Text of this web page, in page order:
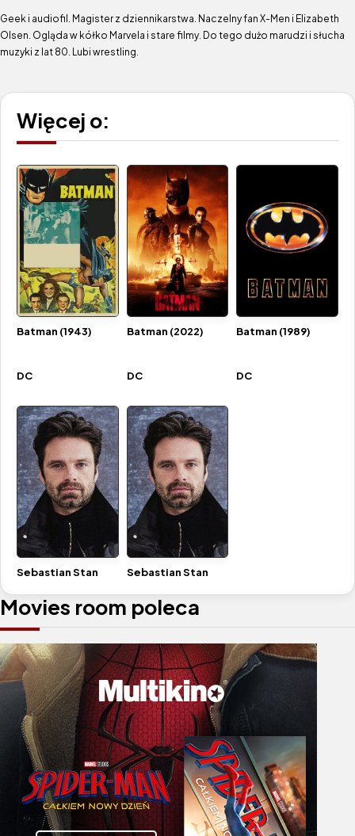
Geek i audiofil. Magister z dziennikarstwa. Naczelny fan X-Men i Elizabeth
Olsen. Ogląda w kółko Marvela i stare filmy. Do tego dużo marudzi i słucha
muzyki z lat 80. Lubi wrestling.
Movies room poleca
Więcej o:
Batman (1943) Batman (2022) Batman (1989)
DC DC DC
Sebastian Stan Sebastian Stan